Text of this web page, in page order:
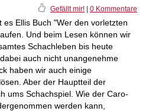
Gefällt mir! 0 Kommentare
Ellis Buch "Wer den vorletzten
Und beim Lesen können wir
Schachleben bis heute
auch nicht unangenehme
haben wir auch einige
Aber der Hauptteil der
ums Schachspiel. Wie der Caro-
werden kann,